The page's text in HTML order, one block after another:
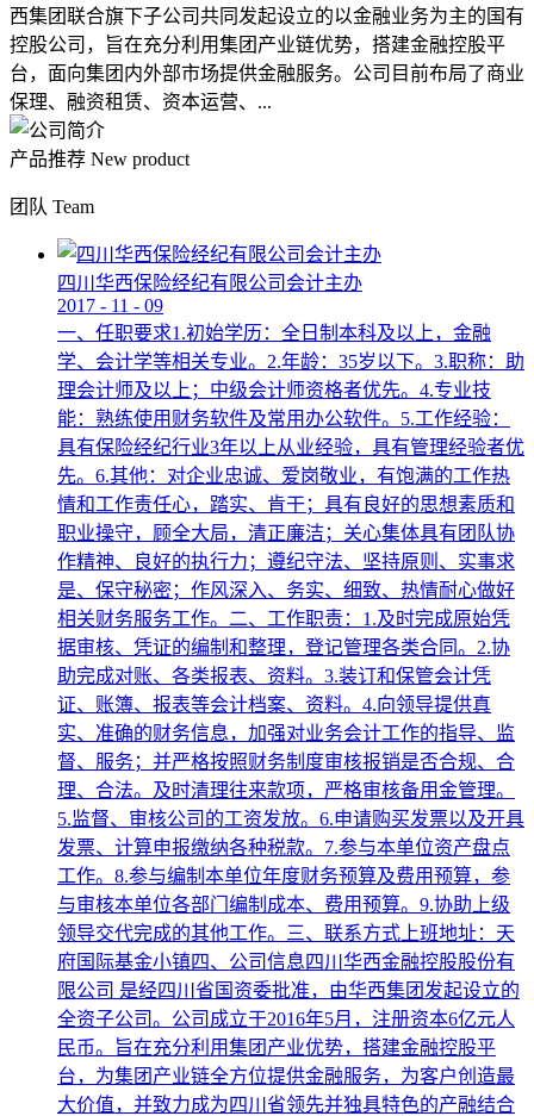
西集团联合旗下子公司共同发起设立的以金融业务为主的国有
控股公司，旨在充分利用集团产业链优势，搭建金融控股平
台，面向集团内外部市场提供金融服务。公司目前布局了商业
保理、融资租赁、资本运营、...
产品推荐 New product
团队 Team
四川华西保险经纪有限公司会计主办
2017 - 11 - 09
一、任职要求1.初始学历：全日制本科及以上，金融
学、会计学等相关专业。2.年龄：35岁以下。3.职称：助
理会计师及以上；中级会计师资格者优先。4.专业技
能：熟练使用财务软件及常用办公软件。5.工作经验：
具有保险经纪行业3年以上从业经验，具有管理经验者优
先。6.其他：对企业忠诚、爱岗敬业，有饱满的工作热
情和工作责任心，踏实、肯干；具有良好的思想素质和
职业操守，顾全大局，清正廉洁；关心集体具有团队协
作精神、良好的执行力；遵纪守法、坚持原则、实事求
是、保守秘密；作风深入、务实、细致、热情耐心做好
相关财务服务工作。二、工作职责：1.及时完成原始凭
据审核、凭证的编制和整理，登记管理各类合同。2.协
助完成对账、各类报表、资料。3.装订和保管会计凭
证、账簿、报表等会计档案、资料。4.向领导提供真
实、准确的财务信息，加强对业务会计工作的指导、监
督、服务；并严格按照财务制度审核报销是否合规、合
理、合法。及时清理往来款项，严格审核备用金管理。
5.监督、审核公司的工资发放。6.申请购买发票以及开具
发票、计算申报缴纳各种税款。7.参与本单位资产盘点
工作。8.参与编制本单位年度财务预算及费用预算，参
与审核本单位各部门编制成本、费用预算。9.协助上级
领导交代完成的其他工作。三、联系方式上班地址：天
府国际基金小镇四、公司信息四川华西金融控股股份有
限公司 是经四川省国资委批准，由华西集团发起设立的
全资子公司。公司成立于2016年5月，注册资本6亿元人
民币。旨在充分利用集团产业优势，搭建金融控股平
台，为集团产业链全方位提供金融服务，为客户创造最
大价值，并致力成为四川省领先并独具特色的产融结合